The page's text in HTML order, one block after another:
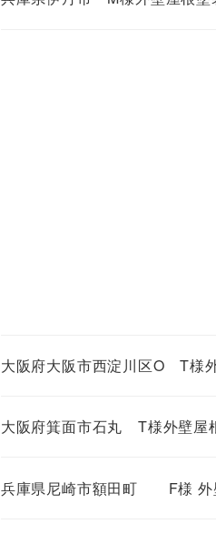
大阪府大阪市西淀川区O T様
大阪府箕面市石丸 T様外壁屋
兵庫県尼崎市額田町 F様 外